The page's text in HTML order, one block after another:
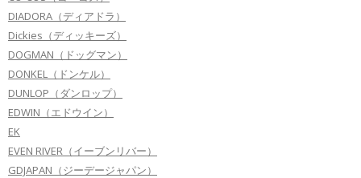
DIADORA（ディアドラ）
Dickies（ディッキーズ）
DOGMAN（ドッグマン）
DONKEL（ドンケル）
DUNLOP（ダンロップ）
EDWIN（エドウイン）
EK
EVEN RIVER（イーブンリバー）
GDJAPAN（ジーデージャパン）